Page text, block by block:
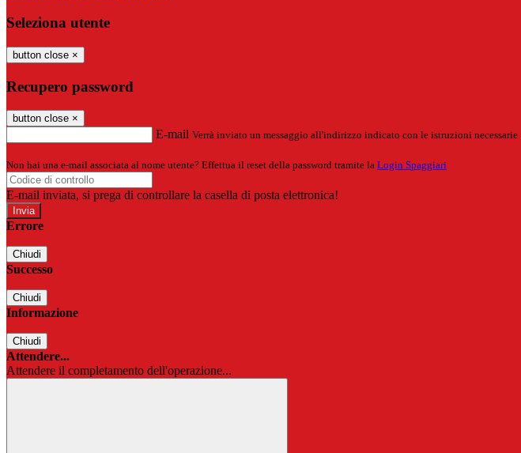
Seleziona utente
button close ×
Recupero password
button close ×
E-mail Verrà inviato un messaggio all'indirizzo indicato con le istruzioni necessarie.
Non hai una e-mail associata al nome utente? Effettua il reset della password tramite la Login Spaggiari
E-mail inviata, si prega di controllare la casella di posta elettronica!
Errore
Chiudi
Successo
Chiudi
Informazione
Chiudi
Attendere...
Attendere il completamento dell'operazione...